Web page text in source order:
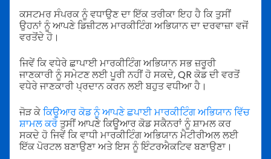
ਕਸਟਮਰ ਸੰਪਰਕ ਨੂੰ ਵਧਾਉਣ ਦਾ ਇੱਕ ਤਰੀਕਾ ਇਹ ਹੈ ਕਿ ਤੁਸੀਂ
ਉਹਨਾਂ ਨੂੰ ਆਪਣੇ ਡਿਜ਼ੀਟਲ ਮਾਰਕੀਟਿੰਗ ਅਭਿਯਾਨ ਦਾ ਦਰਵਾਜ਼ਾ ਵਜੋਂ
ਵਰਤੋਂਦੇ ਹੋ।
ਜਿਵੇਂ ਕਿ ਵਧੇਰੇ ਛਾਪਾਈ ਮਾਰਕੀਟਿੰਗ ਅਭਿਯਾਨ ਸਭ ਜ਼ਰੂਰੀ
ਜਾਣਕਾਰੀ ਨੂੰ ਸਮੇਟਣ ਲਈ ਪੂਰੀ ਨਹੀਂ ਹੋ ਸਕਦੇ, QR ਕੋਡ ਦੀ ਵਰਤੋਂ
ਵਧੇਰੇ ਜਾਣਕਾਰੀ ਪ੍ਰਦਾਨ ਕਰਨ ਲਈ ਬਹੁਤ ਵਧੀਆ ਹੈ।
ਜੋੜ ਕੇਕਿਊਆਰ ਕੋਡ ਨੂੰ ਆਪਣੇ ਛਪਾਈ ਮਾਰਕੀਟਿੰਗ ਅਭਿਯਾਨ ਵਿੱਚ
ਸ਼ਾਮਲ ਕਰੋਤੁਸੀਂ ਆਪਣੇ ਕਿਊਆਰ ਕੋਡ ਸਕੈਨਰਾਂ ਨੂੰ ਸ਼ਾਮਲ ਕਰ
ਸਕਦੇ ਹੋ ਜਿਵੇਂ ਕਿ ਵਾਧੀ ਮਾਰਕੀਟਿੰਗ ਅਭਿਯਾਨ ਮੈਟੀਰੀਅਲ ਲਈ
ਇੱਕ ਪੋਰਟਲ ਬਣਾਉਣਾ ਅਤੇ ਇਸ ਨੂੰ ਇੰਟਰਐਕਟਿਵ ਬਣਾਉਣਾ।